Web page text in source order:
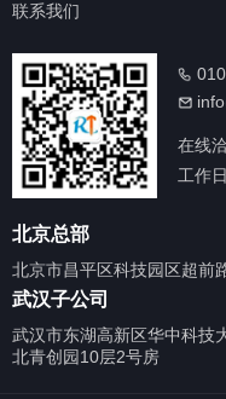
联系我们
在线
工作
北京总部
北京市昌平区科技园区超前
武汉子公司
武汉市东湖高新区华中科技
北青创园10层2号房